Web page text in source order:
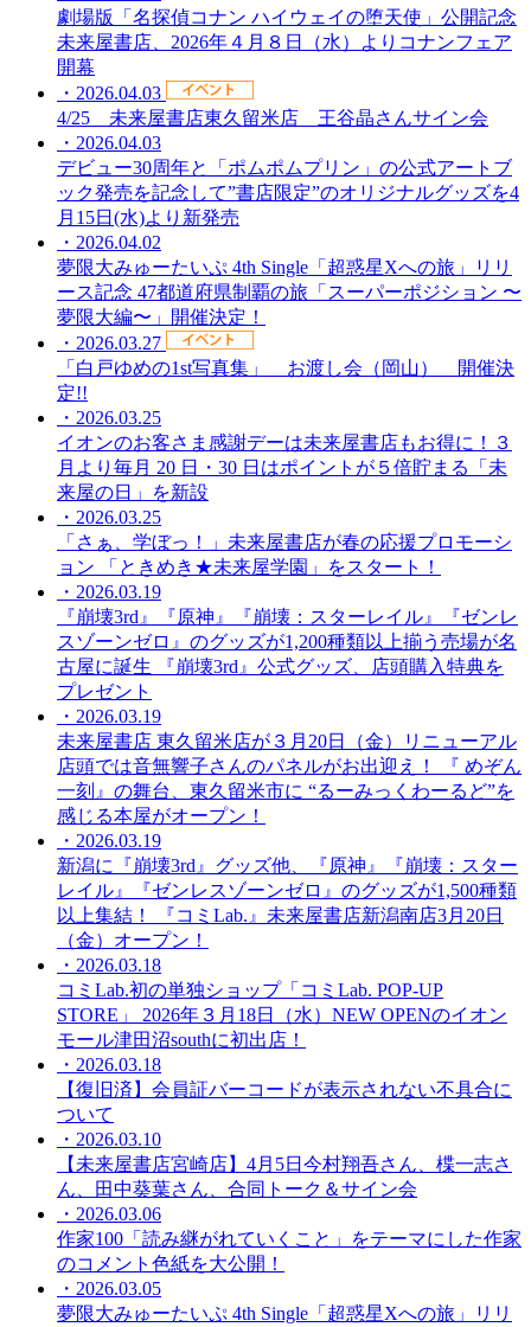
劇場版「名探偵コナン ハイウェイの堕天使」公開記念
未来屋書店、2026年４月８日（水）よりコナンフェア
開幕
・2026.04.03
4/25 未来屋書店東久留米店 王谷晶さんサイン会
・2026.04.03
デビュー30周年と「ポムポムプリン」の公式アートブ
ック発売を記念して”書店限定”のオリジナルグッズを4
月15日(水)より新発売
・2026.04.02
夢限大みゅーたいぷ 4th Single「超惑星Xへの旅」リリ
ース記念 47都道府県制覇の旅「スーパーポジション 〜
夢限大編〜」開催決定！
・2026.03.27
「白戸ゆめの1st写真集」 お渡し会（岡山） 開催決
定!!
・2026.03.25
イオンのお客さま感謝デーは未来屋書店もお得に！３
月より毎月 20 日・30 日はポイントが５倍貯まる「未
来屋の日」を新設
・2026.03.25
「さぁ、学ぼっ！」未来屋書店が春の応援プロモーシ
ョン 「ときめき★未来屋学園」をスタート！
・2026.03.19
『崩壊3rd』『原神』『崩壊：スターレイル』『ゼンレ
スゾーンゼロ』のグッズが1,200種類以上揃う売場が名
古屋に誕生 『崩壊3rd』公式グッズ、店頭購入特典を
プレゼント
・2026.03.19
未来屋書店 東久留米店が３月20日（金）リニューアル
店頭では音無響子さんのパネルがお出迎え！ 『 めぞん
一刻』の舞台、東久留米市に “るーみっくわーるど”を
感じる本屋がオープン！
・2026.03.19
新潟に『崩壊3rd』グッズ他、『原神』『崩壊：スター
レイル』『ゼンレスゾーンゼロ』のグッズが1,500種類
以上集結！ 『コミLab.』未来屋書店新潟南店3月20日
（金）オープン！
・2026.03.18
コミLab.初の単独ショップ「コミLab. POP-UP
STORE」 2026年３月18日（水）NEW OPENのイオン
モール津田沼southに初出店！
・2026.03.18
【復旧済】会員証バーコードが表示されない不具合に
ついて
・2026.03.10
【未来屋書店宮崎店】4月5日今村翔吾さん、楪一志さ
ん、田中葵葉さん、合同トーク＆サイン会
・2026.03.06
作家100「読み継がれていくこと」をテーマにした作家
のコメント色紙を大公開！
・2026.03.05
夢限大みゅーたいぷ 4th Single「超惑星Xへの旅」リリ